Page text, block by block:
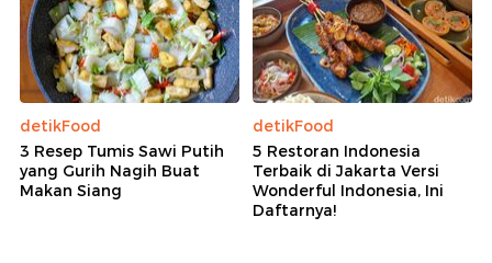
detikFood
3 Resep Tumis Sawi Putih
yang Gurih Nagih Buat
Makan Siang
detikFood
5 Restoran Indonesia
Terbaik di Jakarta Versi
Wonderful Indonesia, Ini
Daftarnya!